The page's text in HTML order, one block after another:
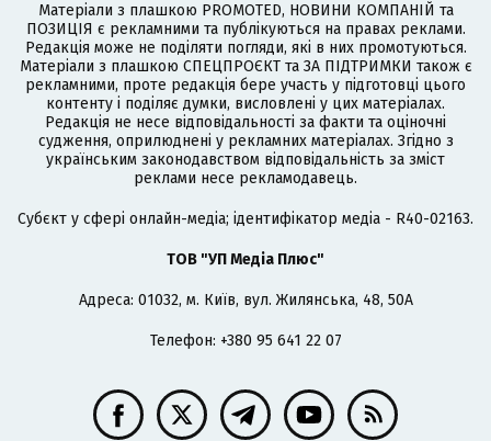
Матеріали з плашкою PROMOTED, НОВИНИ КОМПАНІЙ та
ПОЗИЦІЯ є рекламними та публікуються на правах реклами.
Редакція може не поділяти погляди, які в них промотуються.
Матеріали з плашкою СПЕЦПРОЄКТ та ЗА ПІДТРИМКИ також є
рекламними, проте редакція бере участь у підготовці цього
контенту і поділяє думки, висловлені у цих матеріалах.
Редакція не несе відповідальності за факти та оціночні
судження, оприлюднені у рекламних матеріалах. Згідно з
українським законодавством відповідальність за зміст
реклами несе рекламодавець.
Cубєкт у сфері онлайн-медіа; ідентифікатор медіа - R40-02163.
ТОВ "УП Медіа Плюс"
Адреса: 01032, м. Київ, вул. Жилянська, 48, 50А
Телефон: +380 95 641 22 07